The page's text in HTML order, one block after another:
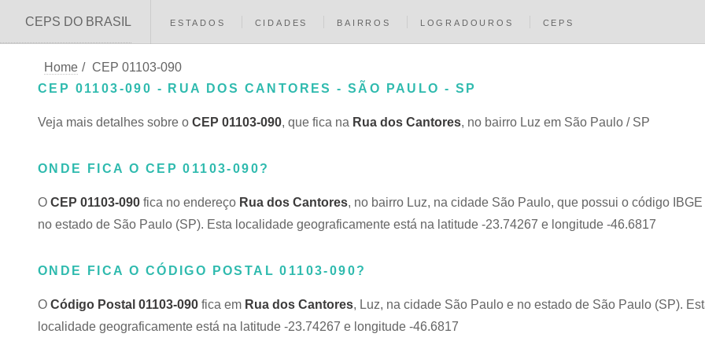
CEPS DO BRASIL ESTADOS CIDADES BAIRROS LOGRADOUROS CEPS
Home / CEP 01103-090
CEP 01103-090 - RUA DOS CANTORES - SÃO PAULO - SP
Veja mais detalhes sobre o CEP 01103-090, que fica na Rua dos Cantores, no bairro Luz em São Paulo / SP
ONDE FICA O CEP 01103-090?
O CEP 01103-090 fica no endereço Rua dos Cantores, no bairro Luz, na cidade São Paulo, que possui o código
no estado de São Paulo (SP). Esta localidade geograficamente está na latitude -23.74267 e longitude -46.6817
ONDE FICA O CÓDIGO POSTAL 01103-090?
O Código Postal 01103-090 fica em Rua dos Cantores, Luz, na cidade São Paulo e no estado de São Paulo (SP).
localidade geograficamente está na latitude -23.74267 e longitude -46.6817